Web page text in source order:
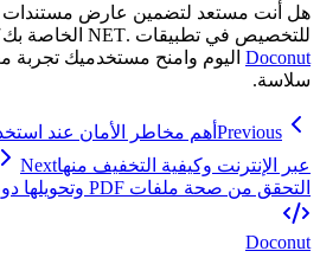
هل أنت مستعد لتضمين عارض مستندات
للتخصيص في تطبيقات .NET الخاصة بك؟ ابدأ باستخدام
Doconut اليوم وامنح مستخدميك تجربة
سلاسة.
Previous
عبر الإنترنت وكيفية التخفيف منهاNext
التحقق من صحة ملفات PDF وتحويلها دون فقدان الجودة
Doconut